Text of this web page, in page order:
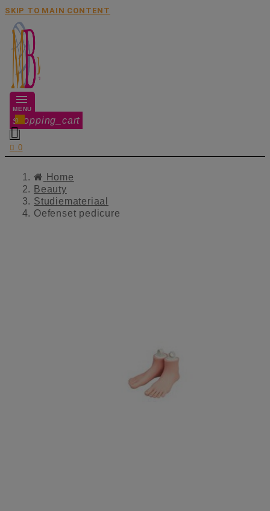
SKIP TO MAIN CONTENT
MENU
shopping_cart
0

 0
Home
Beauty
Studiemateriaal
Oefenset pedicure